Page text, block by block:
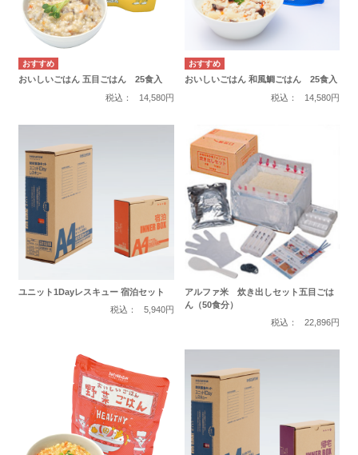
おいしいごはん 五目ごはん 25食入
税込：
14,580円
おいしいごはん 和風鯛ごはん 25食入
税込：
14,580円
ユニット1Dayレスキュー 宿泊セット
税込：
5,940円
アルファ米 炊き出しセット五目ごは
ん（50食分）
税込：
22,896円